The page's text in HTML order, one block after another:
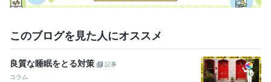
このブログを見た人にオススメ
良質な睡眠をとる対策
記事
コラム